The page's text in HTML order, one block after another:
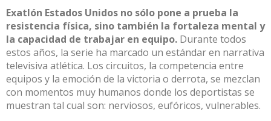
Exatlón Estados Unidos no sólo pone a prueba la
resistencia física, sino también la fortaleza mental y
la capacidad de trabajar en equipo. Durante todos
estos años, la serie ha marcado un estándar en narrativa
televisiva atlética. Los circuitos, la competencia entre
equipos y la emoción de la victoria o derrota, se mezclan
con momentos muy humanos donde los deportistas se
muestran tal cual son: nerviosos, eufóricos, vulnerables.​